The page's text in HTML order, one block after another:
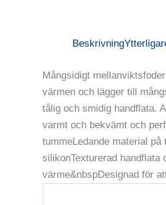
Beskrivning
Mångsidigt
värmen och lägger till
tålig och smidig handflata.
varmt och bekvämt och
tummeLedande material
silikonTexturerad
värme&nbspDesignad för